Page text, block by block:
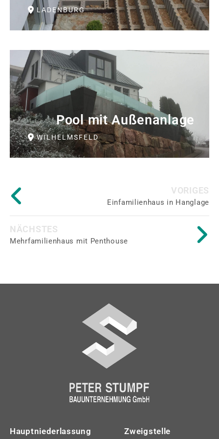
LADENBURG
Pool mit Außenanlage
WILHELMSFELD
VORIGES
Einfamilienhaus in Hanglage
NÄCHSTES
Mehrfamilienhaus mit Penthouse
Hauptniederlassung Zweigstelle